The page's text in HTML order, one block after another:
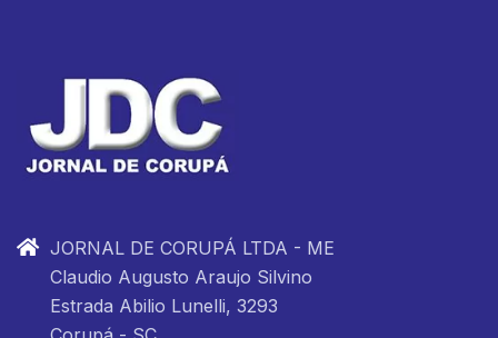
JORNAL DE CORUPÁ LTDA - ME
Claudio Augusto Araujo Silvino
Estrada Abilio Lunelli, 3293